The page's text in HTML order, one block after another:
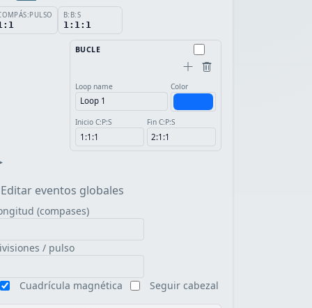
B:B:S
1:1:1
BUCLE
Loop name Color
Inicio C:P:S Fin C:P:S
Editar eventos globales
(compases)
/ pulso
Cuadrícula magnética Seguir cabezal